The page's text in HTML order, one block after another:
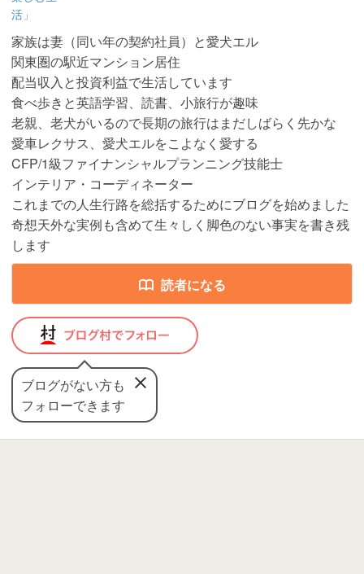
家族は妻（同い年の契約社員）と愛犬エル
関東圏の駅近マンション居住
配当収入と投資利益で生活しています
食べ歩きと英語学習、読書、小旅行が趣味
老親、老犬がいるので長期の旅行はまだしばらく先かな
愛車レクサス、愛犬エルをこよなく愛する
CFP/1級ファイナンシャルプランニング技能士
インテリア・コーディネーター
これまでの人生行路を総括するためにブログを始めました
奇想天外な実例も含めて生々しく脚色のない事実を書き残
します
読者になる
ブログがない方も
フォローできます